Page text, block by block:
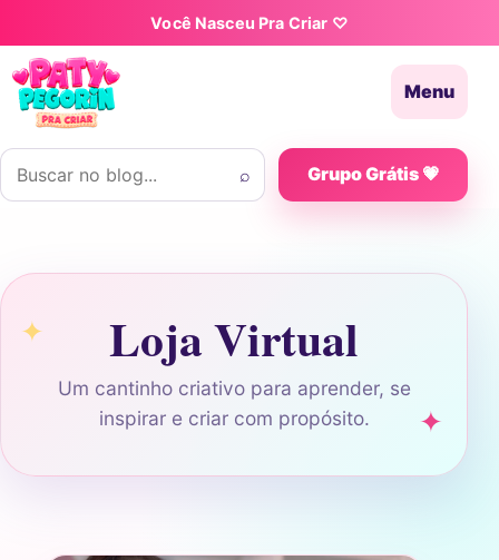
Pular para o conteúdoVocê Nasceu Pra Criar ♡
Menu
Buscar por:
⌕ Grupo Grátis 💗
Loja Virtual
Um cantinho criativo para aprender, se
inspirar e criar com propósito.